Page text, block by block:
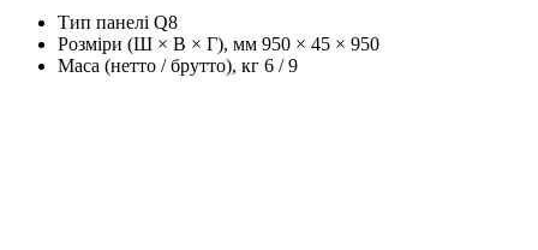
Тип панелі Q8
Розміри (Ш × В × Г), мм 950 × 45 × 950
Маса (нетто / брутто), кг 6 / 9